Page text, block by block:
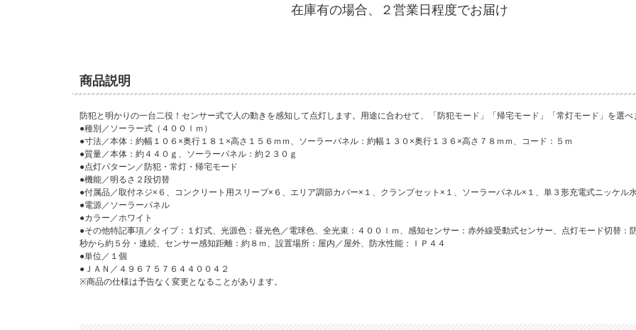
在庫有の場合、２営業日程度でお届け
商品説明
防犯と明かりの一台二役！センサー式で人の動きを感知して点灯します。用途に合わせて、「防犯モード」「帰宅モード」「常灯モード」を選べ
●種別／ソーラー式（４００ｌｍ）
●寸法／本体：約幅１０６×奥行１８１×高さ１５６ｍｍ、ソーラーパネル：約幅１３０×奥行１３６×高さ７８ｍｍ、コード：５ｍ
●質量／本体：約４４０ｇ、ソーラーパネル：約２３０ｇ
●点灯パターン／防犯・常灯・帰宅モード
●機能／明るさ２段切替
●付属品／取付ネジ×６、コンクリート用スリーブ×６、エリア調節カバー×１、クランプセット×１、ソーラーパネル×１、単３形充電式ニッケル
●電源／ソーラーパネル
●カラー／ホワイト
●その他特記事項／タイプ：１灯式、光源色：昼光色／電球色、全光束：４００ｌｍ、感知センサー：赤外線受動式センサー、点灯モード切替
秒から約５分・連続、センサー感知距離：約８ｍ、設置場所：屋内／屋外、防水性能：ＩＰ４４
●単位／１個
●ＪＡＮ／４９６７５７６４４００４２
※商品の仕様は予告なく変更となることがあります。